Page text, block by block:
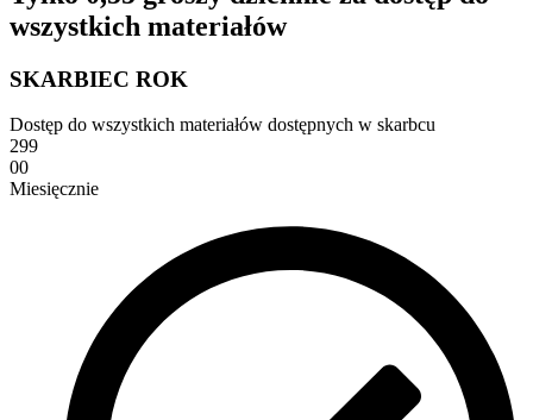
wszystkich materiałów
SKARBIEC ROK
Dostęp do wszystkich materiałów dostępnych w skarbcu
299
00
Miesięcznie